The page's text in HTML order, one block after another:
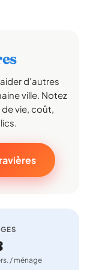
d'autres
ville. Notez
de vie, coût,
/ ménage